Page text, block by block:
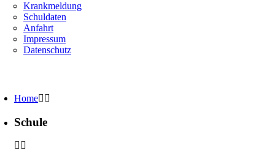
Krankmeldung
Schuldaten
Anfahrt
Impressum
Datenschutz
Home
Schule